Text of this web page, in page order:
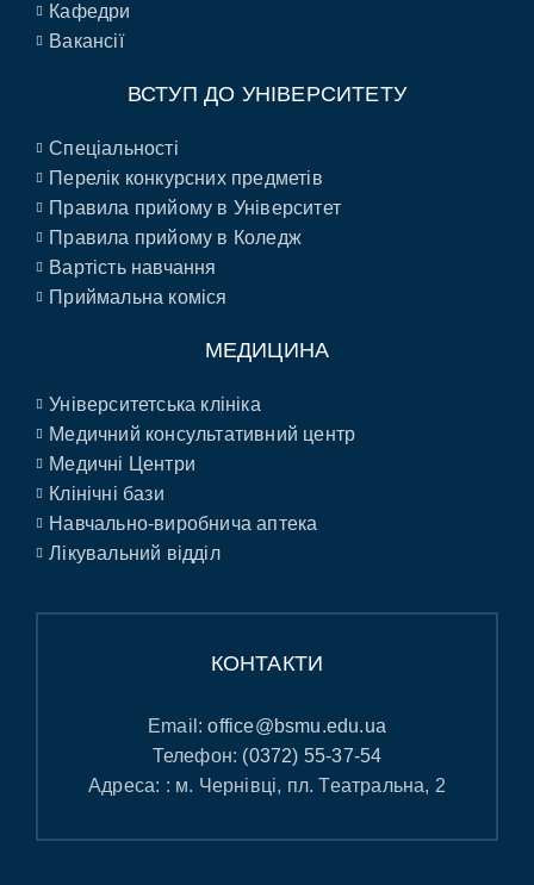
Кафедри
Вакансії
ВСТУП ДО УНІВЕРСИТЕТУ
Спеціальності
Перелік конкурсних предметів
Правила прийому в Університет
Правила прийому в Коледж
Вартість навчання
Приймальна коміся
МЕДИЦИНА
Університетська клініка
Медичний консультативний центр
Медичні Центри
Клінічні бази
Навчально-виробнича аптека
Лікувальний відділ
КОНТАКТИ
Email:office@bsmu.edu.ua
Телефон: (0372) 55-37-54
Адреса: : м. Чернівці, пл. Театральна, 2